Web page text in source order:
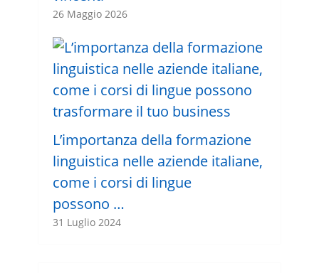
26 Maggio 2026
L’importanza della formazione
linguistica nelle aziende italiane,
come i corsi di lingue
possono …
31 Luglio 2024